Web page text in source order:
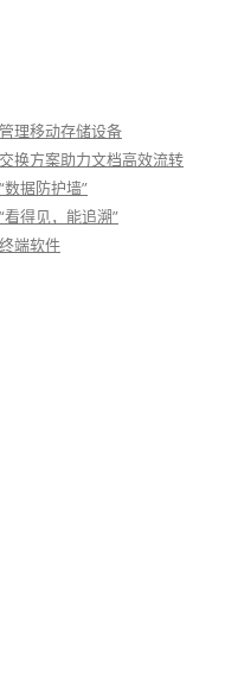
理移动存储设备
换方案助力文档高效流转
据防护墙”
得见，能追溯”
端软件